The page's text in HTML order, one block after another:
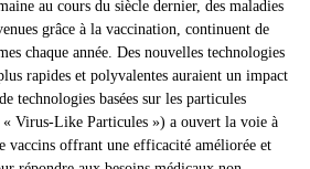
au cours du siècle dernier, des maladies
grâce à la vaccination, continuent de
chaque année. Des nouvelles technologies
rapides et polyvalentes auraient un impact
technologies basées sur les particules
Virus-Like Particules ») a ouvert la voie à
vaccins offrant une efficacité améliorée et